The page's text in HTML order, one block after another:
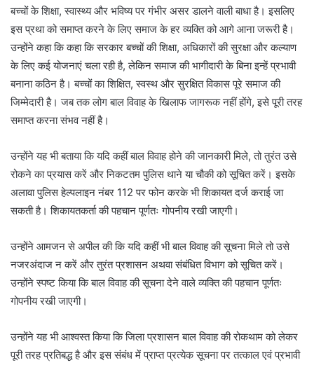
बच्चों के शिक्षा, स्वास्थ्य और भविष्य पर गंभीर असर डालने वाली बाधा है। इसलिए
इस प्रथा को समाप्त करने के लिए समाज के हर व्यक्ति को आगे आना जरूरी है।
उन्होंने कहा कि कहा कि सरकार बच्चों की शिक्षा, अधिकारों की सुरक्षा और कल्याण
के लिए कई योजनाएं चला रही है, लेकिन समाज की भागीदारी के बिना इन्हें प्रभावी
बनाना कठिन है। बच्चों का शिक्षित, स्वस्थ और सुरक्षित विकास पूरे समाज की
जिम्मेदारी है। जब तक लोग बाल विवाह के खिलाफ जागरूक नहीं होंगे, इसे पूरी तरह
समाप्त करना संभव नहीं है।
उन्होंने यह भी बताया कि यदि कहीं बाल विवाह होने की जानकारी मिले, तो तुरंत उसे
रोकने का प्रयास करें और निकटतम पुलिस थाने या चौकी को सूचित करें। इसके
अलावा पुलिस हेल्पलाइन नंबर 112 पर फोन करके भी शिकायत दर्ज कराई जा
सकती है। शिकायतकर्ता की पहचान पूर्णतः गोपनीय रखी जाएगी।
उन्होंने आमजन से अपील की कि यदि कहीं भी बाल विवाह की सूचना मिले तो उसे
नजरअंदाज न करें और तुरंत प्रशासन अथवा संबंधित विभाग को सूचित करें।
उन्होंने स्पष्ट किया कि बाल विवाह की सूचना देने वाले व्यक्ति की पहचान पूर्णतः
गोपनीय रखी जाएगी।
उन्होंने यह भी आश्वस्त किया कि जिला प्रशासन बाल विवाह की रोकथाम को लेकर
पूरी तरह प्रतिबद्ध है और इस संबंध में प्राप्त प्रत्येक सूचना पर तत्काल एवं प्रभावी